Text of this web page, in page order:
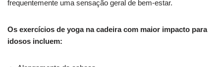
frequentemente uma sensação geral de bem-estar.
Os exercícios de yoga na cadeira com maior impacto para
idosos incluem: